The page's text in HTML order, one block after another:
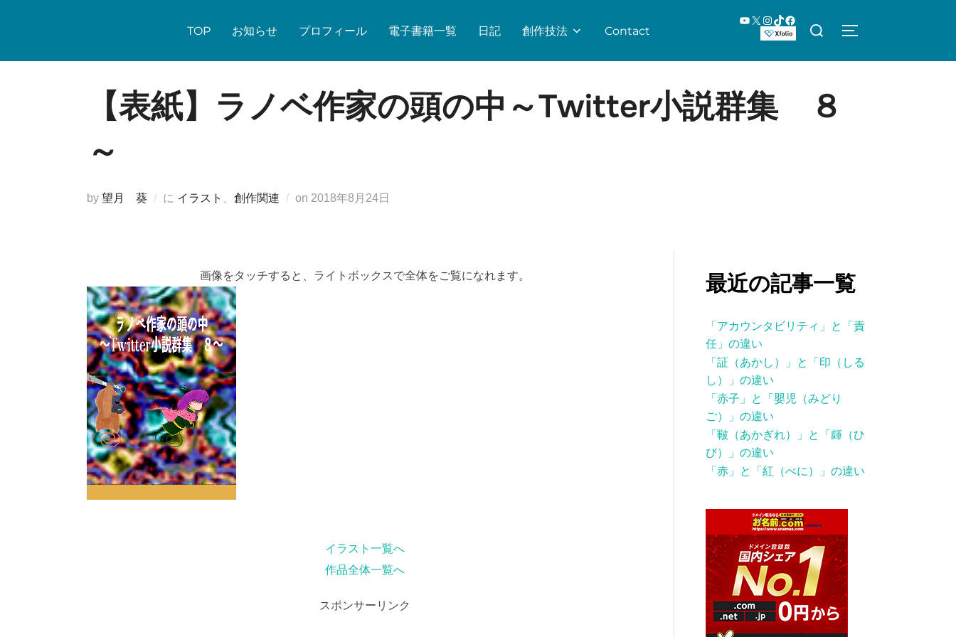
TOP お知らせ プロフィール 電子書籍一覧 日記 創作技法 Contact
YouTube
X Instagram
TikTokFacebook
検
対
サイドバーとナビ
【表紙】ラノベ作家の頭の中～Twitter小説群集 ８
～
by 望月 葵 に イラスト 創作関連 on 投
2018年8月24日
画像をタッチすると、ライトボックスで全体をご覧になれます。
イラスト一覧へ
作品全体一覧へ
スポンサーリンク
最近の記事一覧
「アカウンタビリティ」と「責
任」の違い
「証（あかし）」と「印（しる
し）」の違い
「赤子」と「嬰児（みどり
ご）」の違い
「皸（あかぎれ）」と「皹（ひ
び）」の違い
「赤」と「紅（べに）」の違い